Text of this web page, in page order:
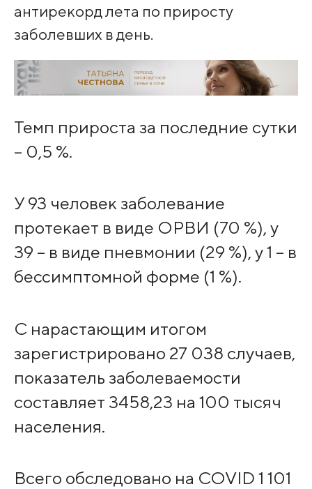
антирекорд лета по приросту
заболевших в день.
Темп прироста за последние сутки
– 0,5 %.
У 93 человек заболевание
протекает в виде ОРВИ (70 %), у
39 – в виде пневмонии (29 %), у 1 – в
бессимптомной форме (1 %).
С нарастающим итогом
зарегистрировано 27 038 случаев,
показатель заболеваемости
составляет 3458,23 на 100 тысяч
населения.
Всего обследовано на COVID 1 101